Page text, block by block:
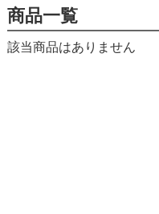
商品一覧
該当商品はありません